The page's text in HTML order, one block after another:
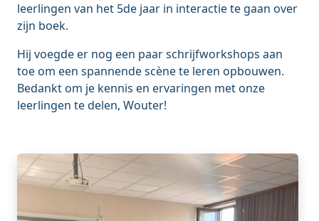
leerlingen van het 5de jaar in interactie te gaan over
zijn boek.
Hij voegde er nog een paar schrijfworkshops aan
toe om een spannende scène te leren opbouwen.
Bedankt om je kennis en ervaringen met onze
leerlingen te delen, Wouter!
Image